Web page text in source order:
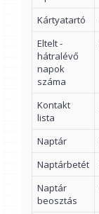
Kártyatartó
Eltelt -
hátralévő
napok
száma
Kontakt
lista
Naptár
Naptárbetét
Naptár
beosztás